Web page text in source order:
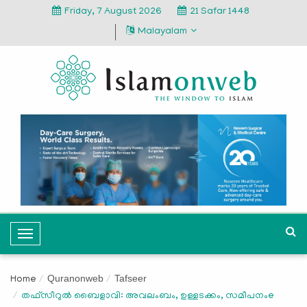
Friday, 7 August 2026
21 Safar 1448
Malayalam
T
o
g
l
Home Quranonweb Tafseer
തഫ്സീറുൽ ബൈളാവി: അവലംബം, ഉള്ളടക്കം, സമീപനംe